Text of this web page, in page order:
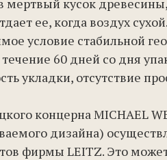
мертвый кусок
ее, когда воздух сухой.
условие стабильной
60 дней со дня
укладки, отсутствие
концерна MICHAEL
дизайна)
фирмы LEITZ. Это